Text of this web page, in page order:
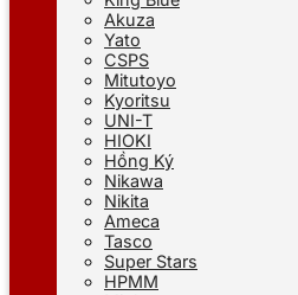
Akuza
Yato
CSPS
Mitutoyo
Kyoritsu
UNI-T
HIOKI
Hồng Ký
Nikawa
Nikita
Ameca
Tasco
Super Stars
HPMM